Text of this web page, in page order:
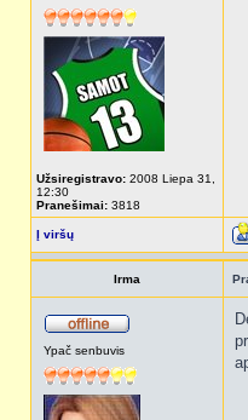
Užsiregistravo: 2008 Liepa 31,
12:30
Pranešimai: 3818
Į viršų
Irma
Ypač senbuvis